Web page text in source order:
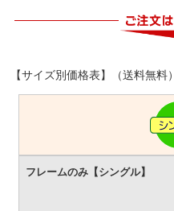
【サイズ別価格表】（送料無料）